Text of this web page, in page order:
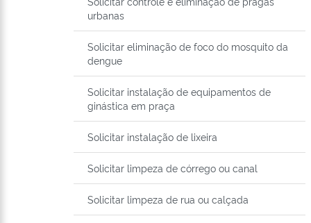
urbanas
Solicitar eliminação de foco do mosquito da
dengue
Solicitar instalação de equipamentos de
ginástica em praça
Solicitar instalação de lixeira
Solicitar limpeza de córrego ou canal
Solicitar limpeza de rua ou calçada